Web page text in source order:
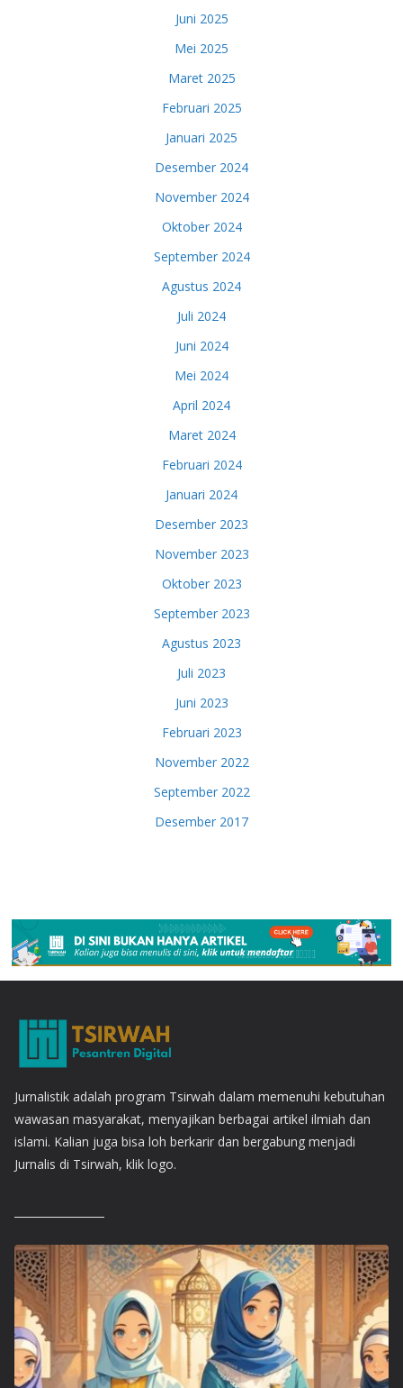
Juni 2025
Mei 2025
Maret 2025
Februari 2025
Januari 2025
Desember 2024
November 2024
Oktober 2024
September 2024
Agustus 2024
Juli 2024
Juni 2024
Mei 2024
April 2024
Maret 2024
Februari 2024
Januari 2024
Desember 2023
November 2023
Oktober 2023
September 2023
Agustus 2023
Juli 2023
Juni 2023
Februari 2023
November 2022
September 2022
Desember 2017
Jurnalistik adalah program Tsirwah dalam memenuhi kebutuhan
wawasan masyarakat, menyajikan berbagai artikel ilmiah dan
islami. Kalian juga bisa loh berkarir dan bergabung menjadi
Jurnalis di Tsirwah, klik logo.